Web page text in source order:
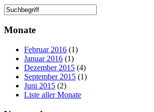
Monate
Februar 2016 (1)
Januar 2016 (1)
Dezember 2015 (4)
September 2015 (1)
Juni 2015 (2)
Liste aller Monate